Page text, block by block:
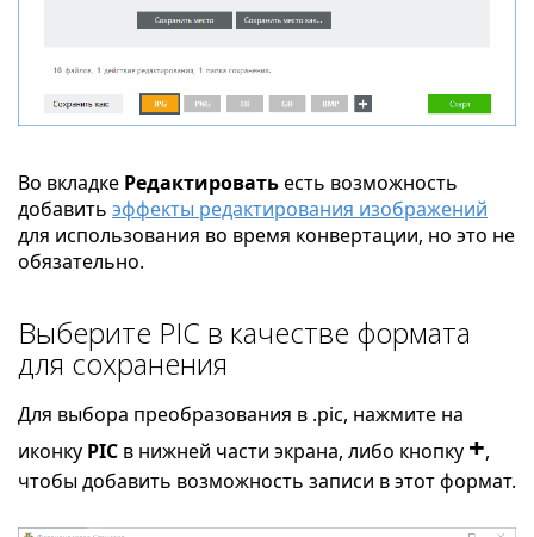
Во вкладке Редактироватьесть возможность
добавить эффекты редактирования изображений
для использования во время конвертации, но это не
обязательно.
Выберите PIC в качестве формата
для сохранения
Для выбора преобразования в .pic, нажмите на
иконку PIC в нижней части экрана, либо кнопку +,
чтобы добавить возможность записи в этот формат.